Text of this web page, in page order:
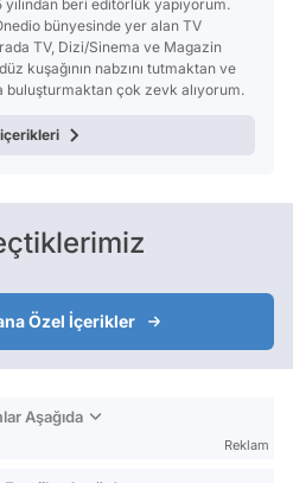
yılından beri editörlük yapıyorum.
bünyesinde yer alan TV
TV, Dizi/Sinema ve Magazin
kuşağının nabzını tutmaktan ve
buluşturmaktan çok zevk alıyorum.
Özel İçerikler
Aşağıda
Reklam